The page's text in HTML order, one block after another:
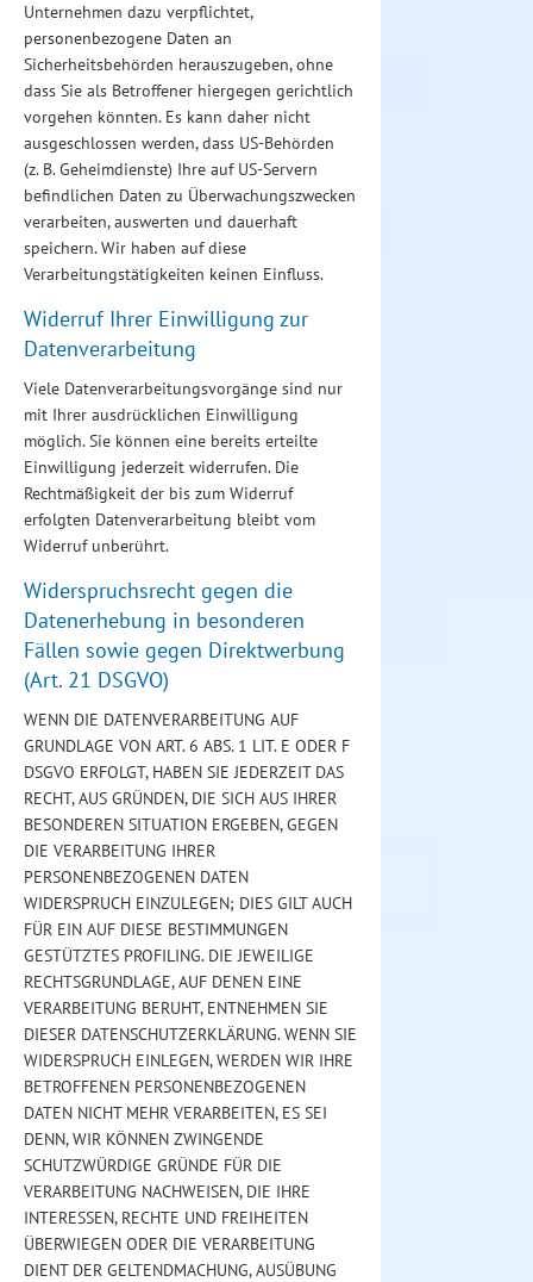
Unternehmen dazu verpflichtet,
personenbezogene Daten an
Sicherheitsbehörden herauszugeben, ohne
dass Sie als Betroffener hiergegen gerichtlich
vorgehen könnten. Es kann daher nicht
ausgeschlossen werden, dass US-Behörden
(z. B. Geheimdienste) Ihre auf US-Servern
befindlichen Daten zu Überwachungszwecken
verarbeiten, auswerten und dauerhaft
speichern. Wir haben auf diese
Verarbeitungstätigkeiten keinen Einfluss.
Widerruf Ihrer Einwilligung zur
Datenverarbeitung
Viele Datenverarbeitungsvorgänge sind nur
mit Ihrer ausdrücklichen Einwilligung
möglich. Sie können eine bereits erteilte
Einwilligung jederzeit widerrufen. Die
Rechtmäßigkeit der bis zum Widerruf
erfolgten Datenverarbeitung bleibt vom
Widerruf unberührt.
Widerspruchsrecht gegen die
Datenerhebung in besonderen
Fällen sowie gegen Direktwerbung
(Art. 21 DSGVO)
WENN DIE DATENVERARBEITUNG AUF
GRUNDLAGE VON ART. 6 ABS. 1 LIT. E ODER F
DSGVO ERFOLGT, HABEN SIE JEDERZEIT DAS
RECHT, AUS GRÜNDEN, DIE SICH AUS IHRER
BESONDEREN SITUATION ERGEBEN, GEGEN
DIE VERARBEITUNG IHRER
PERSONENBEZOGENEN DATEN
WIDERSPRUCH EINZULEGEN; DIES GILT AUCH
FÜR EIN AUF DIESE BESTIMMUNGEN
GESTÜTZTES PROFILING. DIE JEWEILIGE
RECHTSGRUNDLAGE, AUF DENEN EINE
VERARBEITUNG BERUHT, ENTNEHMEN SIE
DIESER DATENSCHUTZERKLÄRUNG. WENN SIE
WIDERSPRUCH EINLEGEN, WERDEN WIR IHRE
BETROFFENEN PERSONENBEZOGENEN
DATEN NICHT MEHR VERARBEITEN, ES SEI
DENN, WIR KÖNNEN ZWINGENDE
SCHUTZWÜRDIGE GRÜNDE FÜR DIE
VERARBEITUNG NACHWEISEN, DIE IHRE
INTERESSEN, RECHTE UND FREIHEITEN
ÜBERWIEGEN ODER DIE VERARBEITUNG
DIENT DER GELTENDMACHUNG, AUSÜBUNG